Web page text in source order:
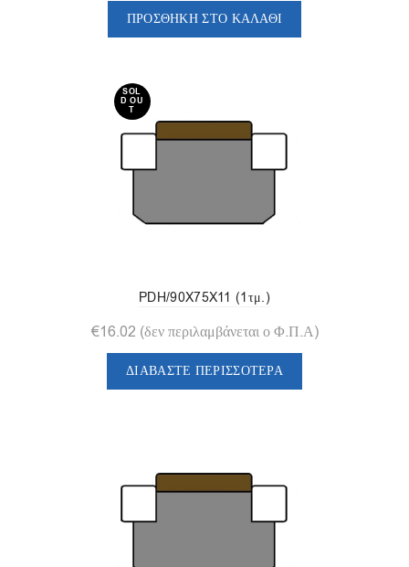
ΠΡΟΣΘΉΚΗ ΣΤΟ ΚΑΛΆΘΙ
SOL
D OU
T
PDH/90X75X11 (1τμ.)
€16.02 (δεν περιλαμβάνεται ο Φ.Π.Α)
ΔΙΑΒΆΣΤΕ ΠΕΡΙΣΣΌΤΕΡΑ